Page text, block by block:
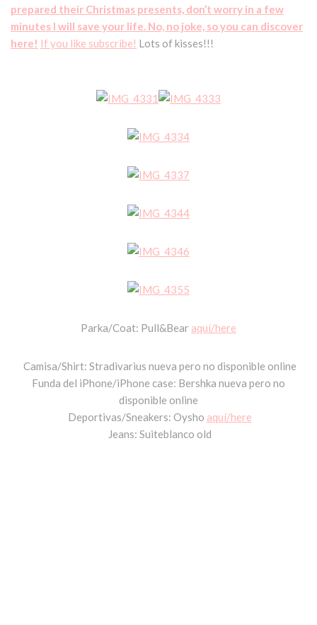
prepared their Christmas presents, don’t worry in a few
minutes I will save your life. No, no joke, so you can discover
here! If you like subscribe! Lots of kisses!!!
Parka/Coat: Pull&Bear aquí/here
Camisa/Shirt: Stradivarius nueva pero no disponible online
Funda del iPhone/iPhone case: Bershka nueva pero no
disponible online
Deportivas/Sneakers: Oysho aquí/here
Jeans: Suiteblanco old